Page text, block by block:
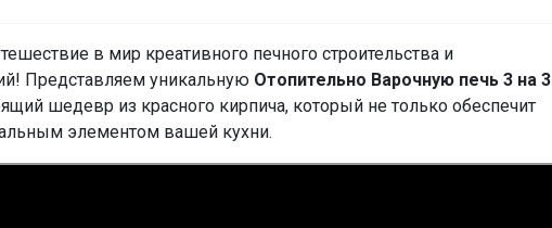
в мир креативного печного строительства и
Представляем уникальную Отопительно Варочную печь 3 на 3
шедевр из красного кирпича, который не только обеспечит
элементом вашей кухни.